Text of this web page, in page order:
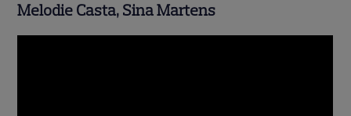
Melodie Casta, Sina Martens